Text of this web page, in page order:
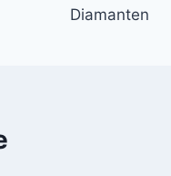
Diamanten